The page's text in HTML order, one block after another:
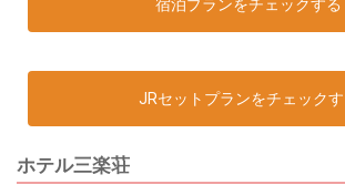
宿泊プランをチェックする
JRセットプランをチェックす
ホテル三楽荘